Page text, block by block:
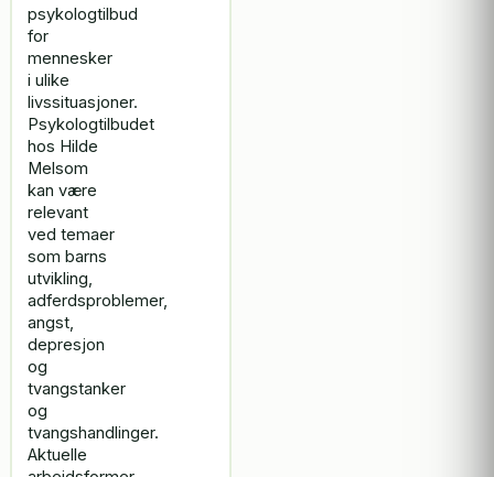
psykologtilbud
for
mennesker
i ulike
livssituasjoner.
Psykologtilbudet
hos Hilde
Melsom
kan være
relevant
ved temaer
som barns
utvikling,
adferdsproblemer,
angst,
depresjon
og
tvangstanker
og
tvangshandlinger.
Aktuelle